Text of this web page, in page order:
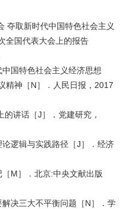
夺取新时代中国特色社会主义
国代表大会上的报告
国特色社会主义经济思想
精神［N］．人民日报， 2017
的讲话［J］．党建研究，
逻辑与实践路径［J］．经济
M］．北京:中央文献出版
决三大不平衡问题［N］．学